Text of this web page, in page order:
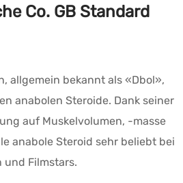
Co. GB Standard
allgemein bekannt als «Dbol»,
anabolen Steroide. Dank seiner
auf Muskelvolumen, -masse
anabole Steroid sehr beliebt bei
Filmstars.